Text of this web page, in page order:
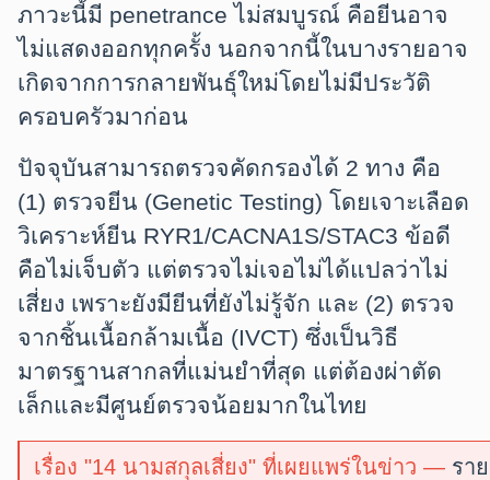
ภาวะนี้มี penetrance ไม่สมบูรณ์ คือยีนอาจ
ไม่แสดงออกทุกครั้ง นอกจากนี้ในบางรายอาจ
เกิดจากการกลายพันธุ์ใหม่โดยไม่มีประวัติ
ครอบครัวมาก่อน
ปัจจุบันสามารถตรวจคัดกรองได้ 2 ทาง คือ
(1) ตรวจยีน (Genetic Testing) โดยเจาะเลือด
วิเคราะห์ยีน RYR1/CACNA1S/STAC3 ข้อดี
คือไม่เจ็บตัว แต่ตรวจไม่เจอไม่ได้แปลว่าไม่
เสี่ยง เพราะยังมียีนที่ยังไม่รู้จัก และ (2) ตรวจ
จากชิ้นเนื้อกล้ามเนื้อ (IVCT) ซึ่งเป็นวิธี
มาตรฐานสากลที่แม่นยำที่สุด แต่ต้องผ่าตัด
เล็กและมีศูนย์ตรวจน้อยมากในไทย
เรื่อง "14 นามสกุลเสี่ยง" ที่เผยแพร่ในข่าว — รา